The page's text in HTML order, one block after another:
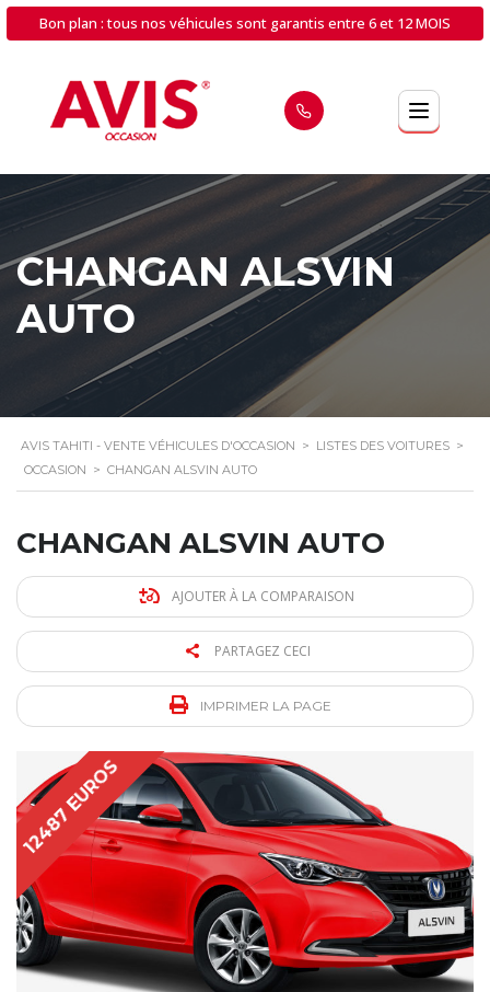
Bon plan : tous nos véhicules sont garantis entre 6 et 12 MOIS
CHANGAN ALSVIN
AUTO
AVIS TAHITI - VENTE VÉHICULES D'OCCASION > LISTES DES VOITURES >
OCCASION > CHANGAN ALSVIN AUTO
CHANGAN ALSVIN AUTO
AJOUTER À LA COMPARAISON
PARTAGEZ CECI
IMPRIMER LA PAGE
12487 EUROS